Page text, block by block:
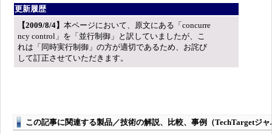
更新履歴
【2009/8/4】 本ページにおいて、原文にある「concurre
ncy control」を「並行制御」と訳していましたが、こ
れは「同時実行制御」の方が適切であるため、お詫び
して訂正させていただきます。